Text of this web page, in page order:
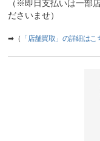
（※即日支払いは一部
ださいませ）
➡（ 「店舗買取」の詳細は